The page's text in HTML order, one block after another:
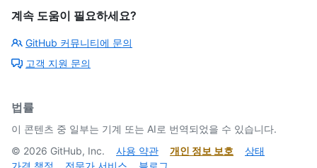
계속 도움이 필요하세요?
GitHub 커뮤니티에 문의
고객 지원 문의
법률
이 콘텐츠 중 일부는 기계 또는 AI로 번역되었을 수 있습니다.
© 2026 GitHub, Inc. 사용 약관 개인 정보 보호
상태
가격 책정
전문가 서비스 블로그